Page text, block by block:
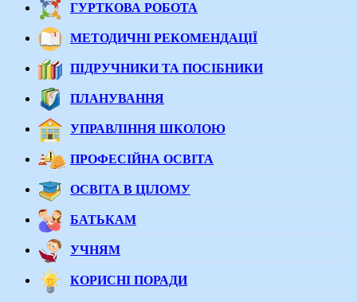
ГУРТКОВА РОБОТА
МЕТОДИЧНІ РЕКОМЕНДАЦІЇ
ПІДРУЧНИКИ ТА ПОСІБНИКИ
ПЛАНУВАННЯ
УПРАВЛІННЯ ШКОЛОЮ
ПРОФЕСІЙНА ОСВІТА
ОСВІТА В ЦІЛОМУ
БАТЬКАМ
УЧНЯМ
КОРИСНІ ПОРАДИ